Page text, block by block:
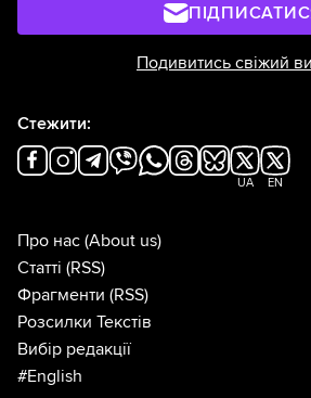
Подивитись свіжий
Стежити:
UA EN
Про нас (About us)
Статті (RSS)
Фрагменти (RSS)
Розсилки Текстів
Вибір редакції
#English